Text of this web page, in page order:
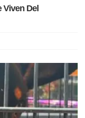
Viven Del